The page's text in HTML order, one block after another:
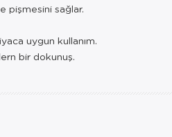
pişmesini sağlar.
uygun kullanım.
bir dokunuş.